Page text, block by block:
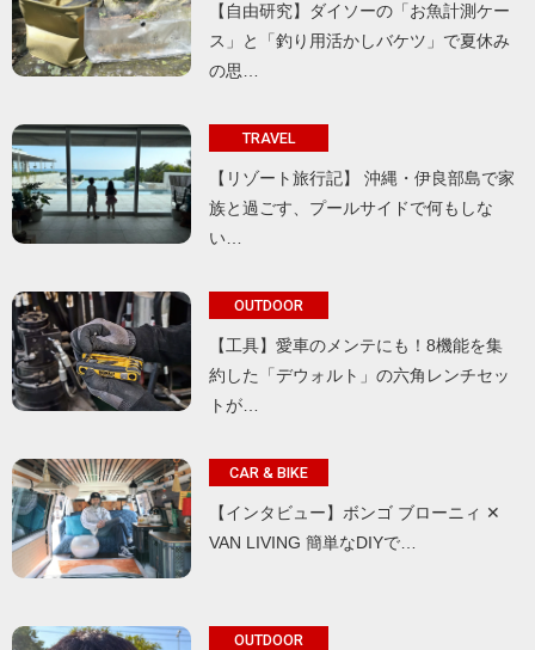
【自由研究】ダイソーの「お魚計測ケー
ス」と「釣り用活かしバケツ」で夏休み
の思…
TRAVEL
【リゾート旅行記】 沖縄・伊良部島で家
族と過ごす、プールサイドで何もしな
い…
OUTDOOR
【工具】愛車のメンテにも！8機能を集
約した「デウォルト」の六角レンチセッ
トが…
CAR & BIKE
【インタビュー】ボンゴ ブローニィ ✕
VAN LIVING 簡単なDIYで…
OUTDOOR